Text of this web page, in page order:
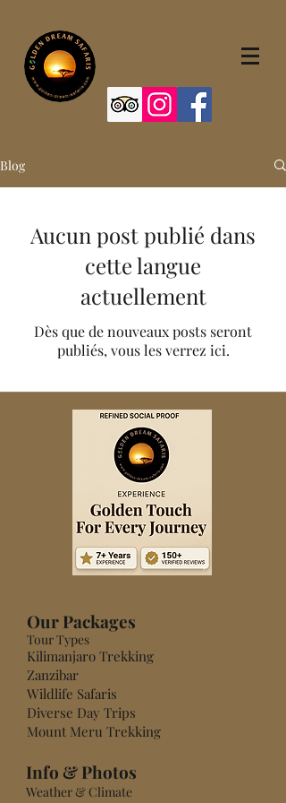
Blog
Aucun post publié dans
cette langue
actuellement
Dès que de nouveaux posts seront
publiés, vous les verrez ici.
​Our Packages
Tour Types
Kilimanjaro Trekking
Zanzibar
Wildlife Safaris
Diverse Day Trips
Mount Meru Trekking
Info & Photos
Weather & Climate